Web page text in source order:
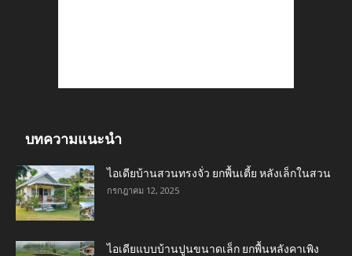
บทความแนะนำ
ไอเดียบ้านสวนทรงจั่ว ยกพื้นเตี้ย หลังเล็กในสวน
กรกฎาคม 12, 2025
ไอเดียแบบบ้านปูนขนาดเล็ก ยกพื้นหลังคาเพิง